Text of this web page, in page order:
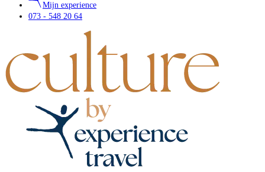
Mijn experience
073 - 548 20 64